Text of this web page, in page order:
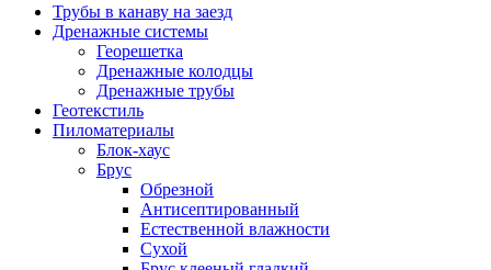
Трубы в канаву на заезд
Дренажные системы
Георешетка
Дренажные колодцы
Дренажные трубы
Геотекстиль
Пиломатериалы
Блок-хаус
Брус
Обрезной
Антисептированный
Естественной влажности
Сухой